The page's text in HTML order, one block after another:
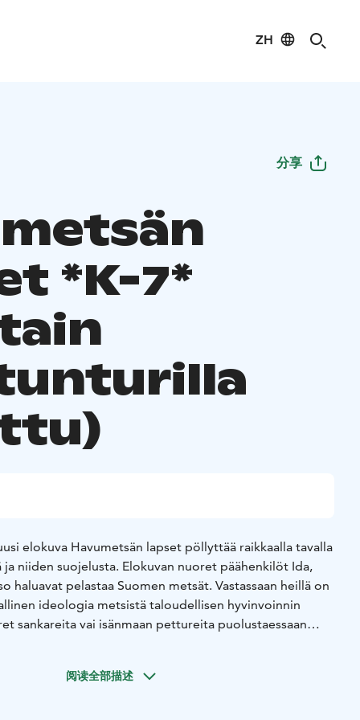
ZH
分享
*K-7*
elokuva Havumetsän lapset pöllyttää raikkaalla tavalla
ja niiden suojelusta. Elokuvan nuoret päähenkilöt Ida,
haluavat pelastaa Suomen metsät. Vastassaan heillä on
ideologia metsistä taloudellisen hyvinvoinnin
sankareita vai isänmaan pettureita puolustaessaan
kabineteista Idan isoisä Taunon, entisen
阅读全部描述